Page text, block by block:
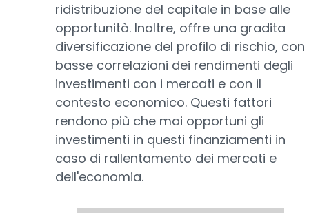
ridistribuzione del capitale in base alle
opportunità. Inoltre, offre una gradita
diversificazione del profilo di rischio, con
basse correlazioni dei rendimenti degli
investimenti con i mercati e con il
contesto economico. Questi fattori
rendono più che mai opportuni gli
investimenti in questi finanziamenti in
caso di rallentamento dei mercati e
dell'economia.